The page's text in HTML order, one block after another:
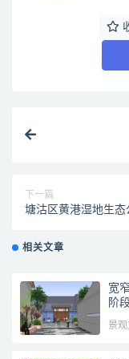
下一篇
塘沽区黄港湿地生
相关文章
宽
阶
景观